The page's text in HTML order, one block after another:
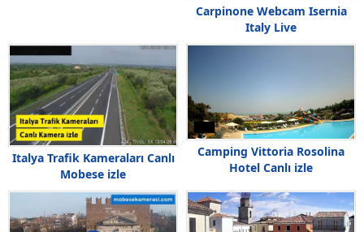
Carpinone Webcam Isernia
Italy Live
Italya Trafik Kameraları Canlı
Mobese izle
Camping Vittoria Rosolina
Hotel Canlı izle